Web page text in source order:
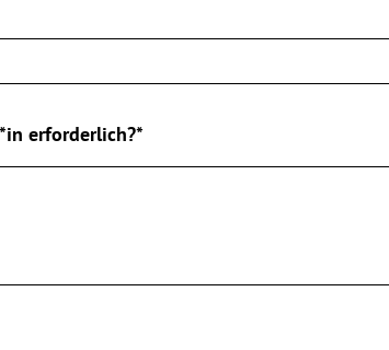
erforderlich?*